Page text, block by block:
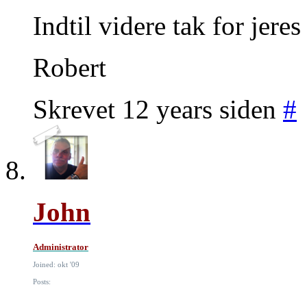
Indtil videre tak for
Robert
Skrevet 12 years siden #
John
Administrator
Joined: okt '09
Posts: